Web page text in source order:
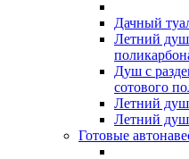
Дачный
Летний душ
Душ с
сотового
Летний душ
Летний душ
Готовые